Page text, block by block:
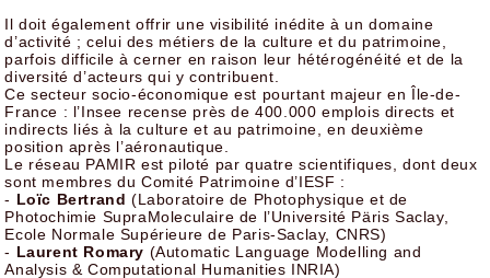
Il doit également offrir une visibilité inédite à un domaine
d’activité ; celui des métiers de la culture et du patrimoine,
parfois difficile à cerner en raison leur hétérogénéité et de la
diversité d’acteurs qui y contribuent.
Ce secteur socio-économique est pourtant majeur en Île-de-
France : l’Insee recense près de 400.000 emplois directs et
indirects liés à la culture et au patrimoine, en deuxième
position après l’aéronautique.
Le réseau PAMIR est piloté par quatre scientifiques, dont deux
sont membres du Comité Patrimoine d’IESF :
- Loïc Bertrand (Laboratoire de Photophysique et de
Photochimie SupraMoleculaire de l’Université Päris Saclay,
Ecole Normale Supérieure de Paris-Saclay, CNRS)
- Laurent Romary (Automatic Language Modelling and
Analysis & Computational Humanities INRIA)